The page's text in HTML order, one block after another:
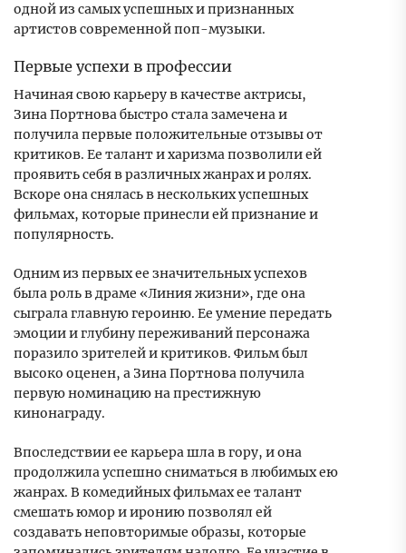
одной из самых успешных и признанных
артистов современной поп-музыки.
Первые успехи в профессии
Начиная свою карьеру в качестве актрисы,
Зина Портнова быстро стала замечена и
получила первые положительные отзывы от
критиков. Ее талант и харизма позволили ей
проявить себя в различных жанрах и ролях.
Вскоре она снялась в нескольких успешных
фильмах, которые принесли ей признание и
популярность.
Одним из первых ее значительных успехов
была роль в драме «Линия жизни», где она
сыграла главную героиню. Ее умение передать
эмоции и глубину переживаний персонажа
поразило зрителей и критиков. Фильм был
высоко оценен, а Зина Портнова получила
первую номинацию на престижную
кинонаграду.
Впоследствии ее карьера шла в гору, и она
продолжила успешно сниматься в любимых ею
жанрах. В комедийных фильмах ее талант
смешать юмор и иронию позволял ей
создавать неповторимые образы, которые